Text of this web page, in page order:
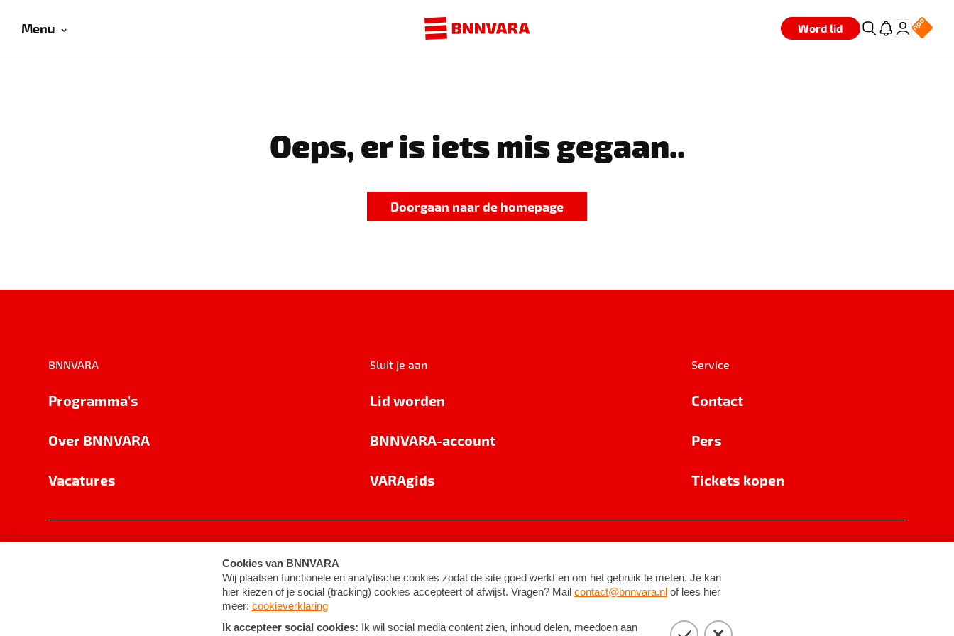
Menu Word lid
Oeps, er is iets mis gegaan..
Doorgaan naar de homepage
BNNVARA
Programma's
Over BNNVARA
Vacatures
Sluit je aan
Lid worden
BNNVARA-account
VARAgids
Service
Contact
Pers
Tickets kopen
Cookie-instellingen Algemene voorwaarden ©2026BNNVARA